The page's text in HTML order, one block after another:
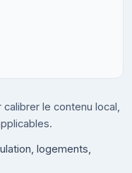
le contenu local,
logements,